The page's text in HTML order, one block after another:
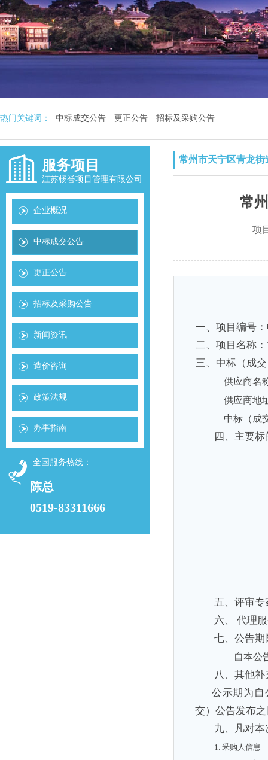
热门关键词： 中标成交公告 更正公告 招标及采购公告
服务项目
江苏畅誉项目管理有限公司
企业概况
中标成交公告
更正公告
招标及采购公告
新闻资讯
造价咨询
政策法规
办事指南
全国服务热线：
陈总
0519-83311666
常州市天宁区青龙
常
项
一、项目编号：
二、项目名称
三、中标（成
供应商名
供应商地
中标（成
四、主要标
五、评审专
六、
代理
七、公告期
自本公
八、其他补
公示期为自
交）公告发布
九、凡对
1. 釆购人信息